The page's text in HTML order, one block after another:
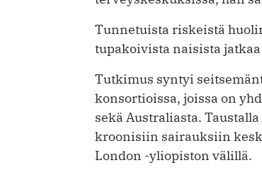
Tunnetuista riskeistä
tupakoivista naisista
Tutkimus syntyi
konsortioissa, joissa on
sekä Australiasta.
kroonisiin sairauksiin
London -yliopiston välillä.